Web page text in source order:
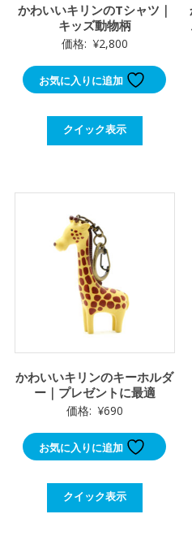
かわいいキリンのTシャツ｜
キッズ動物柄
価格: ¥2,800
お気に入りに追加
クイック表示
かわいいキリンのキーホルダ
ー｜プレゼントに最適
価格: ¥690
お気に入りに追加
クイック表示